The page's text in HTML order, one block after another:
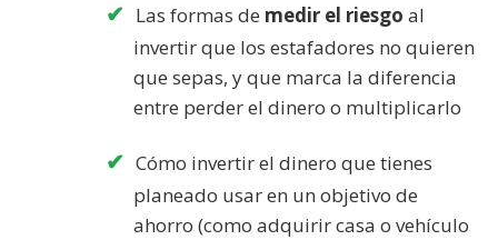
Las formas de medir el riesgo al
invertir que los estafadores no quieren
que sepas, y que marca la diferencia
entre perder el dinero o multiplicarlo
Cómo invertir el dinero que tienes
planeado usar en un objetivo de
ahorro (como adquirir casa o vehículo